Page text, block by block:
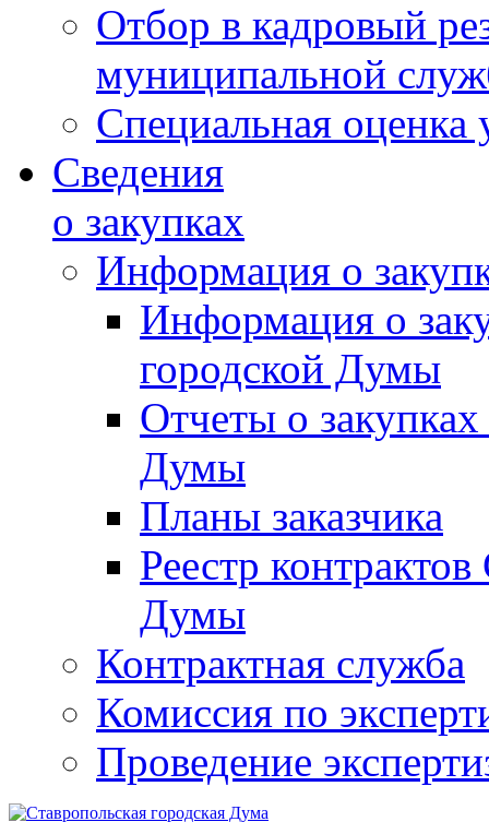
Отбор в кадровый
муниципальной
Специальная оценка
Сведения
о закупках
Информация о
Информация о
городской Думы
Отчеты о
Думы
Планы заказчика
Реестр
Думы
Контрактная служба
Комиссия по
Проведение